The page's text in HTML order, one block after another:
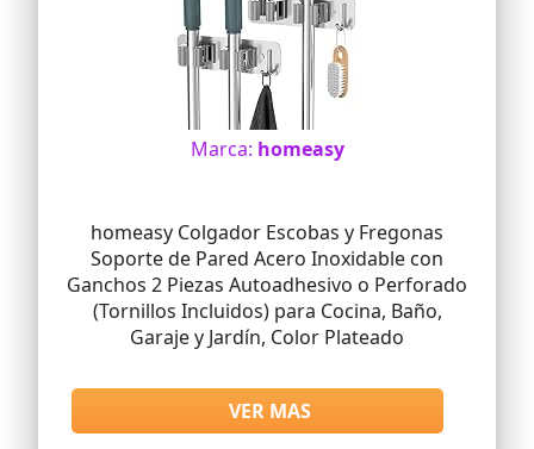
Marca: homeasy
homeasy Colgador Escobas y Fregonas
Soporte de Pared Acero Inoxidable con
Ganchos 2 Piezas Autoadhesivo o Perforado
(Tornillos Incluidos) para Cocina, Baño,
Garaje y Jardín, Color Plateado
VER MAS